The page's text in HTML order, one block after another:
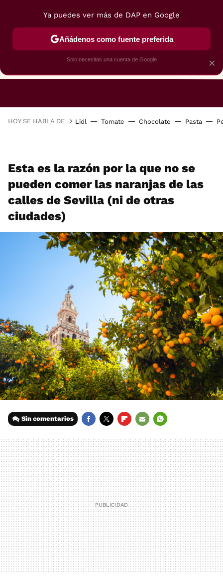
RESTAURANTES GASTROGUÍA
HOY SE HABLA DE Lidl Tomate Chocolate Pasta
Esta es la razón por la que no se
pueden comer las naranjas de las
calles de Sevilla (ni de otras
ciudades)
Sin comentarios
MAIL
×
Ya puedes ver más de DAP en Google
Añádenos como fuente preferida
Solo necesitas una cuenta de Google